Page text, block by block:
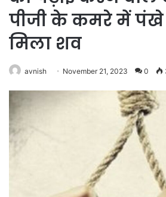
पीजी के कमरे में
मिला शव
avnish November 21, 2023 0